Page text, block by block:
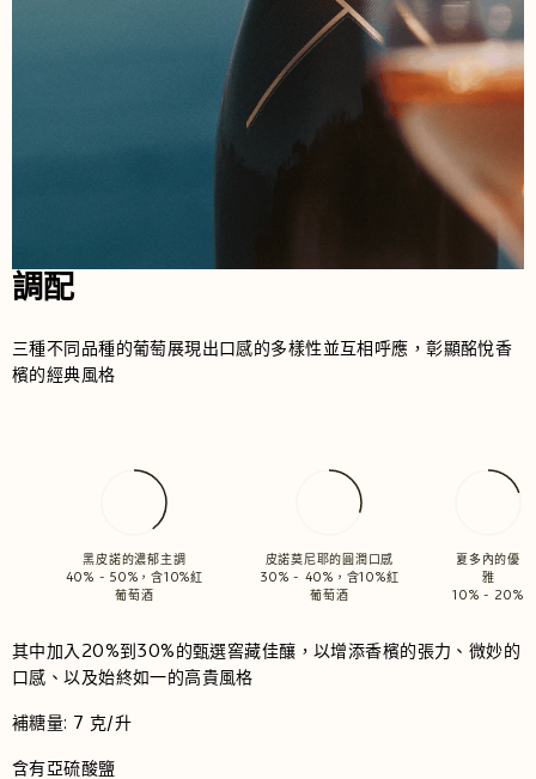
調配
三種不同品種的葡萄展現出口感的多樣性並互相呼應，彰顯酩悅香
檳的經典風格
黑皮諾的濃郁主調
40% - 50%，含10%紅
葡萄酒
皮諾莫尼耶的圓潤口感
30% - 40%，含10%紅
葡萄酒
夏多內的優
雅
10% - 20%
其中加入20%到30%的甄選窖藏佳釀，以增添香檳的張力、微妙的
口感、以及始終如一的高貴風格
補糖量: 7 克/升
含有亞硫酸鹽